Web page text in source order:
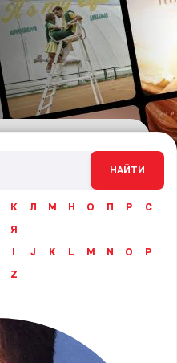
НАЙТИ
К Л М Н О П Р
С
Я
I J K L M N O
P
Z